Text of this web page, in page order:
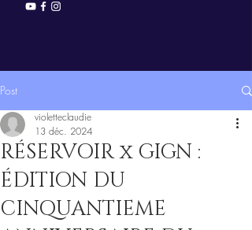
Post
RÉSERVOIR x GIGN :
ÉDITION DU
CINQUANTIEME
violetteclaudie
13 déc. 2024